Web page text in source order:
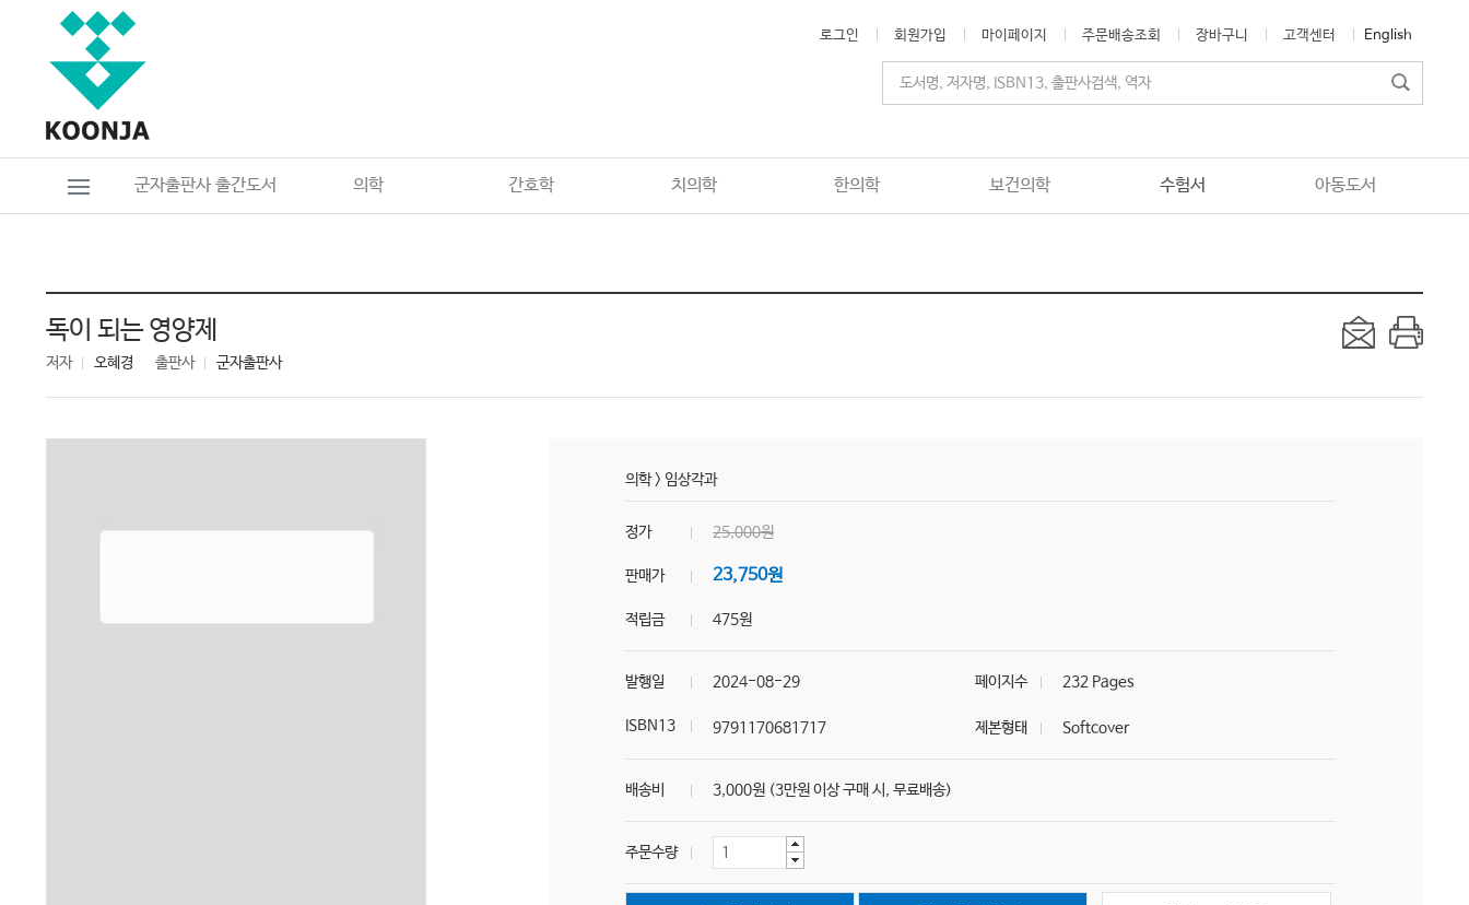
로그인 회원가입 마이페이지 주문배송조회 장바구니 고객센터 English
군자출판사 출간도서 의학 간호학 치의학 한의학 보건의학 수험서 아동도서
독이 되는 영양제
저자 오혜경 출판사 군자출판사
의학> 임상각과
정가 25,000원
판매가 23,750원
적립금 475원
발행일 2024-08-29 페이지수 232 Pages
ISBN13 9791170681717 제본형태 Softcover
배송비 3,000원 (3만원 이상 구매 시, 무료배송)
주문수량